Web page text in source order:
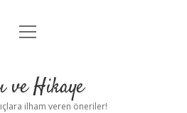
Anasayfa
Uyarı
menüyü
ve Hikaye
ilham veren öneriler!